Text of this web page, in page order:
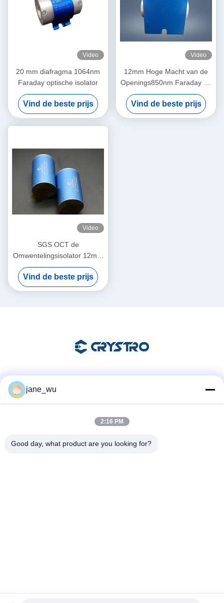
Video
20 mm diafragma 1064nm
Faraday optische isolator
Vind de beste prijs
Video
12mm Hoge Macht van de
Openings850nm Faraday de
Optische Isolator
Vind de beste prijs
Video
SGS OCT de
Omwentelingsisolator 12mm
van Systeemfaraday
Opening
Vind de beste prijs
jane_wu
2:16 PM
Good day, what product are you looking for?